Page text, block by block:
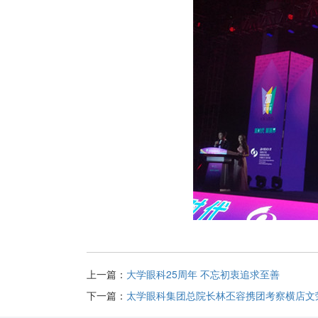
上一篇： 大学眼科25周年 不忘初衷追求至善
下一篇： 太学眼科集团总院长林丕容携团考察横店